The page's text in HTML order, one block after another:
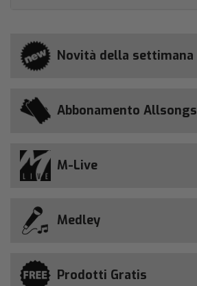
Novità della settimana
Abbonamento Allsongs
M-Live
Medley
Prodotti Gratis